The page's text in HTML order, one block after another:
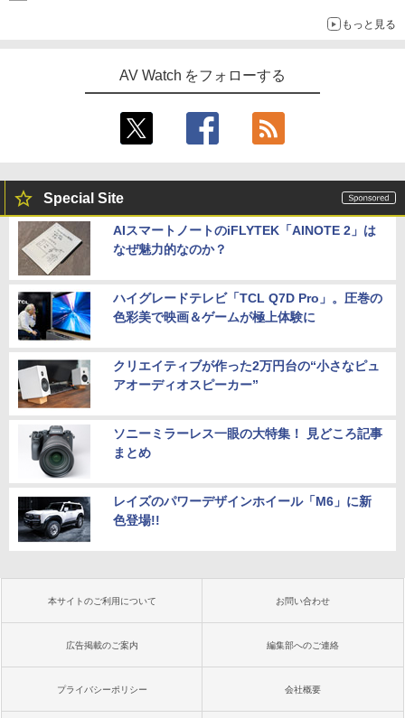
もっと見る
AV Watch をフォローする
Special Site
AIスマートノートのiFLYTEK「AINOTE 2」は
なぜ魅力的なのか？
ハイグレードテレビ「TCL Q7D Pro」。圧巻の
色彩美で映画＆ゲームが極上体験に
クリエイティブが作った2万円台の“小さなピュ
アオーディオスピーカー”
ソニーミラーレス一眼の大特集！ 見どころ記事
まとめ
レイズのパワーデザインホイール「M6」に新
色登場!!
本サイトのご利用について お問い合わせ
広告掲載のご案内 編集部へのご連絡
プライバシーポリシー 会社概要